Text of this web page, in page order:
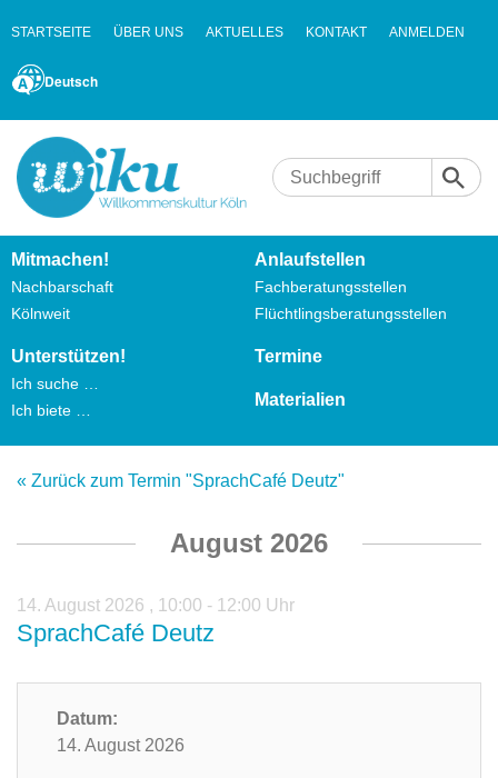
STARTSEITE ÜBER UNS AKTUELLES KONTAKT ANMELDEN
Deutsch
Mitmachen!
Nachbarschaft
Kölnweit
Anlaufstellen
Fachberatungsstellen
Flüchtlingsberatungsstellen
Unterstützen!
Ich suche …
Ich biete …
Termine
Materialien
« Zurück zum Termin "SprachCafé Deutz"
August 2026
14. August 2026 , 10:00 - 12:00 Uhr
SprachCafé Deutz
Datum:
14. August 2026